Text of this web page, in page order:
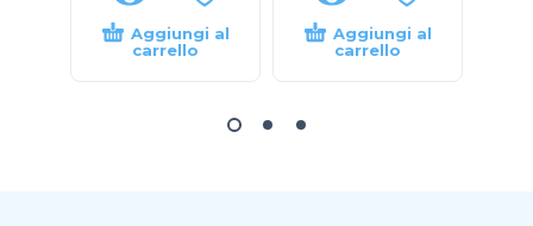
Aggiungi al
carrello
Aggiungi al
carrello